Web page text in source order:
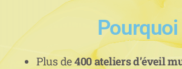
Plus de400 ateliers d’éveil